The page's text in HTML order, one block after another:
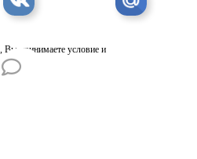
Вы принимаете условие и